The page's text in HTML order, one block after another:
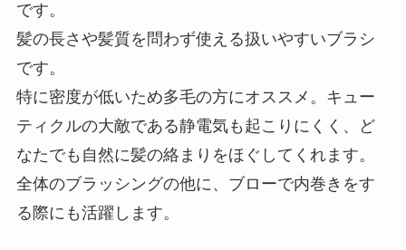
です。
髪の長さや髪質を問わず使える扱いやすいブラシ
です。
特に密度が低いため多毛の方にオススメ。キュー
ティクルの大敵である静電気も起こりにくく、ど
なたでも自然に髪の絡まりをほぐしてくれます。
全体のブラッシングの他に、ブローで内巻きをす
る際にも活躍します。